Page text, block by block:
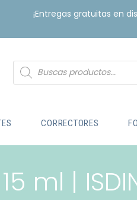
¡Entregas gratuitas en
CORRECTORES
ml |